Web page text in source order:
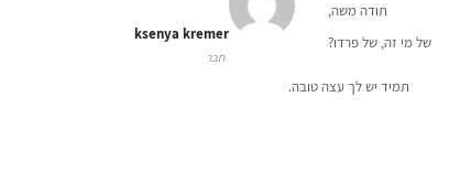
ksenya kremer
חבר
תודה משה,
של מי זה, של פרדו?
תמיד יש לך עצה טובה.